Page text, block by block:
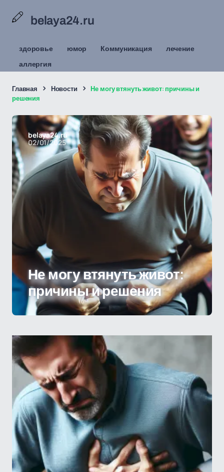
belaya24.ru
здоровье юмор Коммуникация
лечение
аллергия
Главная Новости
Не могу втянуть живот: причины и
решения
belaya24.ru
02/01/2025
Не могу втянуть живот:
причины и решения